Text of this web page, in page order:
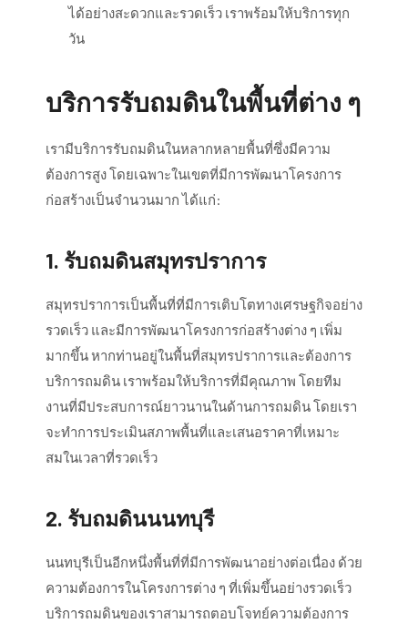
ได้อย่างสะดวกและรวดเร็ว เราพร้อมให้บริการทุก
วัน
บริการรับถมดินในพื้นที่ต่าง ๆ
เรามีบริการรับถมดินในหลากหลายพื้นที่ซึ่งมีความ
ต้องการสูง โดยเฉพาะในเขตที่มีการพัฒนาโครงการ
ก่อสร้างเป็นจำนวนมาก ได้แก่:
1. รับถมดินสมุทรปราการ
สมุทรปราการเป็นพื้นที่ที่มีการเติบโตทางเศรษฐกิจอย่าง
รวดเร็ว และมีการพัฒนาโครงการก่อสร้างต่าง ๆ เพิ่ม
มากขึ้น หากท่านอยู่ในพื้นที่สมุทรปราการและต้องการ
บริการถมดิน เราพร้อมให้บริการที่มีคุณภาพ โดยทีม
งานที่มีประสบการณ์ยาวนานในด้านการถมดิน โดยเรา
จะทำการประเมินสภาพพื้นที่และเสนอราคาที่เหมาะ
สมในเวลาที่รวดเร็ว
2. รับถมดินนนทบุรี
นนทบุรีเป็นอีกหนึ่งพื้นที่ที่มีการพัฒนาอย่างต่อเนื่อง ด้วย
ความต้องการในโครงการต่าง ๆ ที่เพิ่มขึ้นอย่างรวดเร็ว
บริการถมดินของเราสามารถตอบโจทย์ความต้องการ